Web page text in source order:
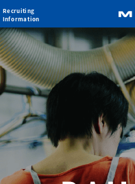
Recruiting
Information